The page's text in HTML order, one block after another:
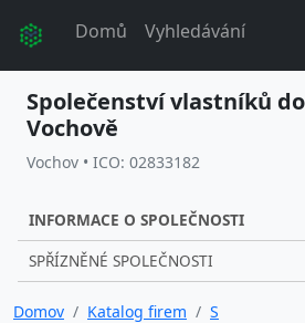
Domů Vyhledávání
Společenství vlastníků
Vochově
Vochov • ICO: 02833182
INFORMACE O SPOLEČNOSTI
SPŘÍZNĚNÉ SPOLEČNOSTI
Domov Katalog firem
S